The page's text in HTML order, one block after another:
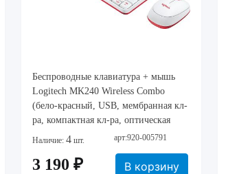
Беспроводные клавиатура + мышь
Logitech MK240 Wireless Combo
(бело-красный, USB, мембранная кл-
ра, компактная кл-ра, оптическая
мышь, 1000 dpi, RF 2.4
Наличие: 4шт. арт:920-005791
3 190 ₽ В корзину